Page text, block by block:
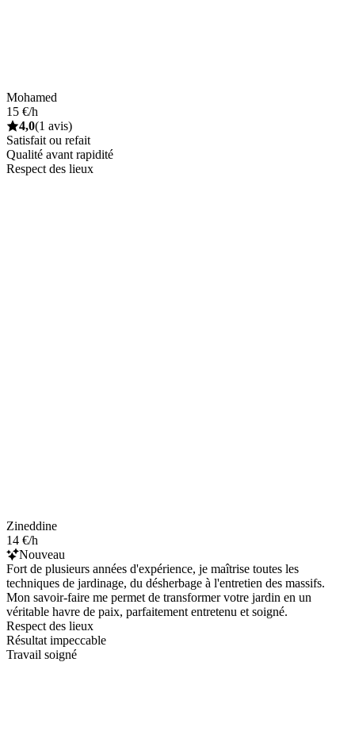
Mohamed
15 €/h
4,0(1 avis)
Satisfait ou refait
Qualité avant rapidité
Respect des lieux
Zineddine
14 €/h
Nouveau
Fort de plusieurs années d'expérience, je maîtrise toutes les
techniques de jardinage, du désherbage à l'entretien des massifs.
Mon savoir-faire me permet de transformer votre jardin en un
véritable havre de paix, parfaitement entretenu et soigné.
Respect des lieux
Résultat impeccable
Travail soigné